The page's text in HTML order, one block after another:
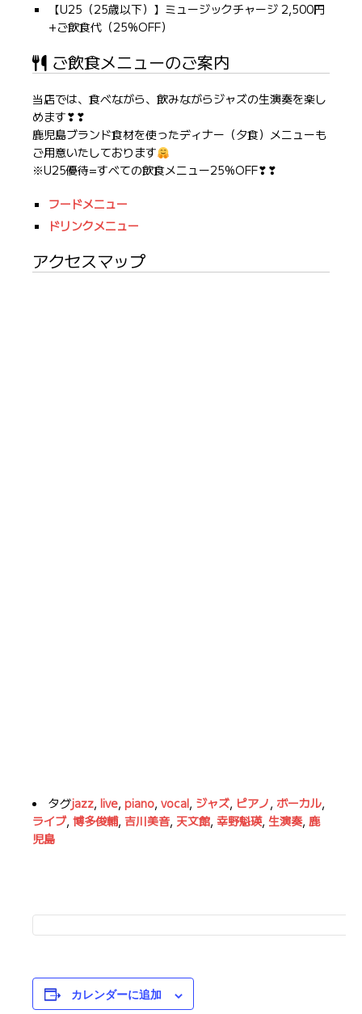
【U25（25歳以下）】ミュージックチャージ 2,500円
+ご飲食代（25%OFF）
ご飲食メニューのご案内
当店では、食べながら、飲みながらジャズの生演奏を楽し
めます❣❣
鹿児島ブランド食材を使ったディナー（夕食）メニューも
ご用意いたしております
※U25優待=すべての飲食メニュー25%OFF❣❣
フードメニュー
ドリンクメニュー
アクセスマップ
タグjazz, live, piano, vocal, ジャズ, ピアノ, ボーカル,
ライブ, 博多俊輔, 吉川美音, 天文館, 幸野魁瑛, 生演奏, 鹿
児島
カレンダーに追加